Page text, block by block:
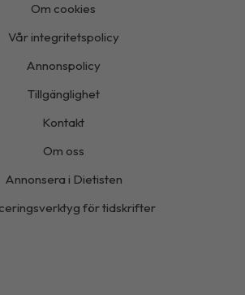
Om cookies
Vår integritetspolicy
Annonspolicy
Tillgänglighet
Kontakt
Om oss
Annonsera i Dietisten
för tidskrifter